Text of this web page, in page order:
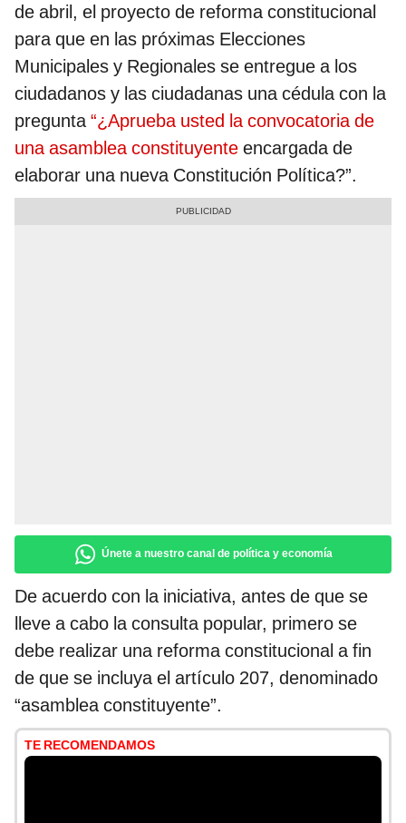
de abril, el proyecto de reforma constitucional
para que en las próximas Elecciones
Municipales y Regionales se entregue a los
ciudadanos y las ciudadanas una cédula con la
pregunta“¿Aprueba usted la convocatoria de
una asamblea constituyente encargada de
elaborar una nueva Constitución Política?”.
Únete a nuestro canal de política y economía
De acuerdo con la iniciativa, antes de que se
lleve a cabo la consulta popular, primero se
debe realizar una reforma constitucional a fin
de que se incluya el artículo 207, denominado
“asamblea constituyente”.
TE RECOMENDAMOS